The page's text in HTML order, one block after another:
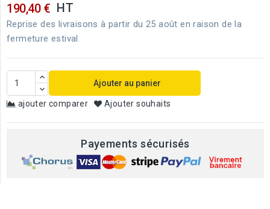
190,40 € HT
Reprise des livraisons à partir du 25 août en raison de la
fermeture estival
Ajouter au panier
ajouter comparer Ajouter souhaits
Payements sécurisés